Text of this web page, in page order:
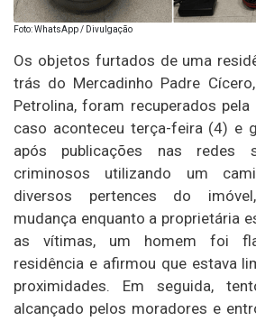
Foto: WhatsApp / Divulgação
Os objetos furtados de uma
trás do Mercadinho Padre
Petrolina, foram recuperados pela
caso aconteceu terça-feira (4) e
após publicações nas redes
criminosos utilizando um
diversos pertences do
mudança enquanto a proprietária
as vítimas, um homem foi
residência e afirmou que estava
proximidades. Em seguida,
alcançado pelos moradores e